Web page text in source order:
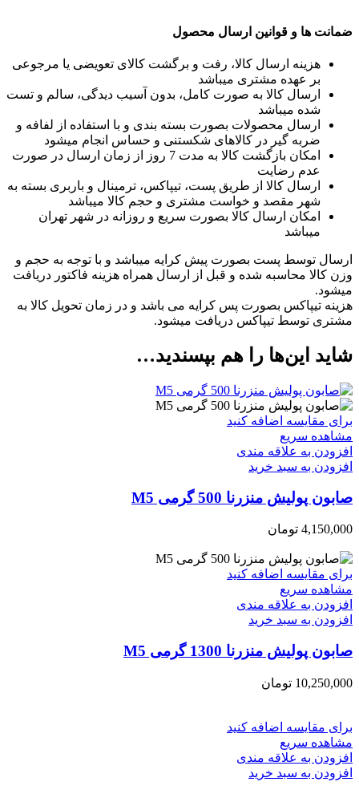
ضمانت ها و قوانین ارسال محصول
هزینه ارسال کالا، رفت و برگشت کالای تعویضی یا مرجوعی
بر عهده مشتری میباشد
ارسال کالا به صورت کامل، بدون آسیب دیدگی، سالم و تست
شده میباشد
ارسال محصولات بصورت بسته بندی و با استفاده از لفافه و
ضربه گیر در کالاهای شکستنی و حساس انجام میشود
امکان بازگشت کالا به مدت 7 روز از زمان ارسال در صورت
عدم رضایت
ارسال کالا از طریق پست، تیپاکس، ترمینال و باربری بسته به
شهر مقصد و خواست مشتری و حجم کالا میباشد
امکان ارسال کالا بصورت سریع و روزانه در شهر تهران
میباشد
ارسال توسط پست بصورت پیش کرایه میباشد و با توجه به حجم و
وزن کالا محاسبه شده و قبل از ارسال همراه هزینه فاکتور دریافت
میشود.
هزینه تیپاکس بصورت پس کرایه می باشد و در زمان تحویل کالا به
مشتری توسط تیپاکس دریافت میشود.
شاید این‌ها را هم بپسندید…
برای مقایسه اضافه کنید
مشاهده سریع
افزودن به علاقه مندی
افزودن به سبد خرید
صابون پولیش منزرنا 500 گرمی M5
4,150,000 تومان
برای مقایسه اضافه کنید
مشاهده سریع
افزودن به علاقه مندی
افزودن به سبد خرید
صابون پولیش منزرنا 1300 گرمی M5
10,250,000 تومان
برای مقایسه اضافه کنید
مشاهده سریع
افزودن به علاقه مندی
افزودن به سبد خرید